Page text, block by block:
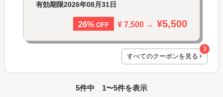
有効期限2026年08月31日
26% OFF ¥ 7,500 → ¥5,500
すべてのクーポンを見る
3
5件中 1〜5件を表示